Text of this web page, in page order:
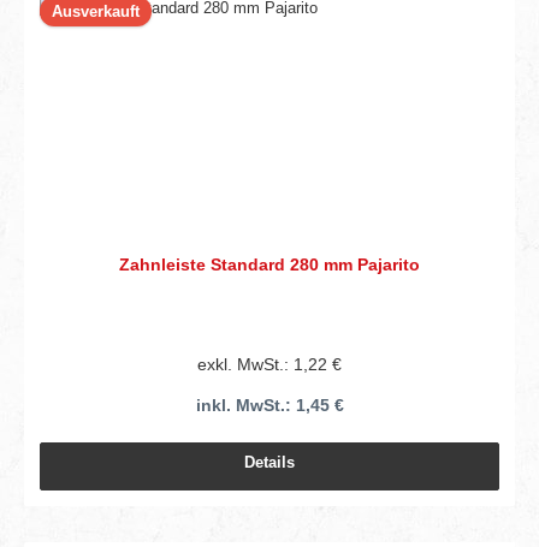
Ausverkauft
Zahnleiste Standard 280 mm Pajarito
exkl. MwSt.: 1,22 €
inkl. MwSt.: 1,45 €
Details